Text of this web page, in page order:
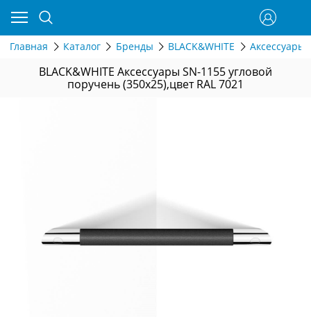
Главная Каталог Бренды BLACK&WHITE Аксессуары
BLACK&WHITE Аксессуары SN-1155 угловой
поручень (350x25),цвет RAL 7021